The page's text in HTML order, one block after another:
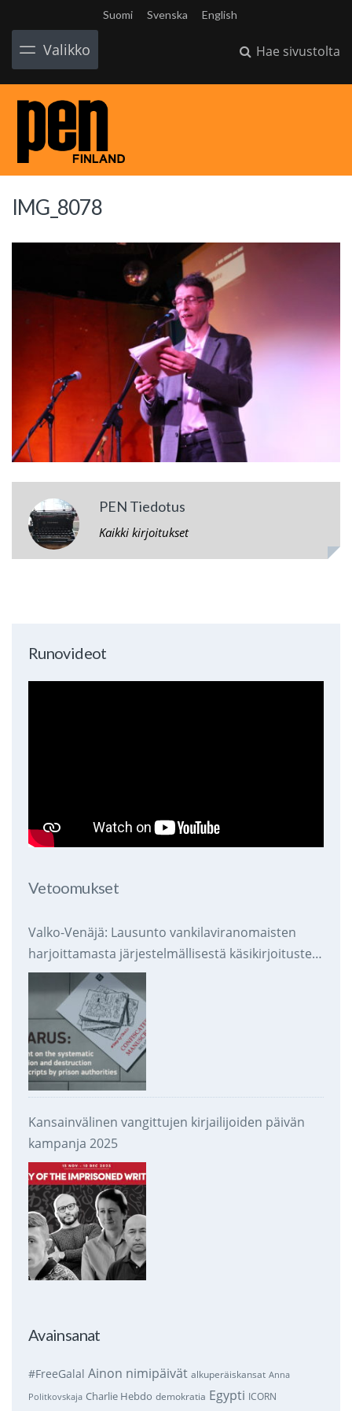
Suomi Svenska English
Valikko Hae sivustolta
IMG_8078
PEN Tiedotus
Kaikki kirjoitukset
Runovideot
Vetoomukset
Valko-Venäjä: Lausunto vankilaviranomaisten
harjoittamasta järjestelmällisestä käsikirjoitusten
takavarikoinnista ja tuhoamisesta
Kansainvälinen vangittujen kirjailijoiden päivän
kampanja 2025
Avainsanat
#FreeGalal Ainon nimipäivät alkuperäiskansat Anna
Politkovskaja Charlie Hebdo demokratia Egypti ICORN